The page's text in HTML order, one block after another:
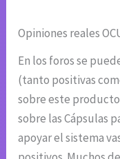
Opiniones reales
En los foros se
(tanto positivas
sobre este
sobre las Cápsulas
apoyar el sistema